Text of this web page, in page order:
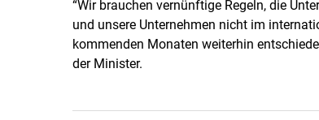
“Wir brauchen vernünftige Regeln, die
und unsere Unternehmen nicht im
kommenden Monaten weiterhin
der Minister.